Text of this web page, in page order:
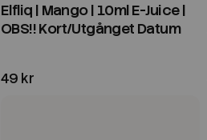
Elfliq | Mango | 10ml E-Juice |
OBS!! Kort/Utgånget Datum
49 kr